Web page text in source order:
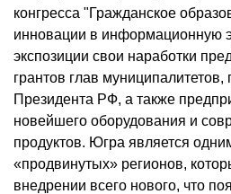
конгресса "Гражданское
инновации в информационную
экспозиции свои наработки
грантов глав
Президента РФ, а также
новейшего оборудования и
продуктов. Югра является
«продвинутых» регионов,
внедрении всего нового, что